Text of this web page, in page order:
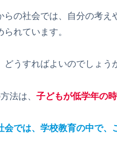
の社会では、自分の考え
られています。
うすればよいのでしょう
法は、 子どもが低学年の
会では、学校教育の中で